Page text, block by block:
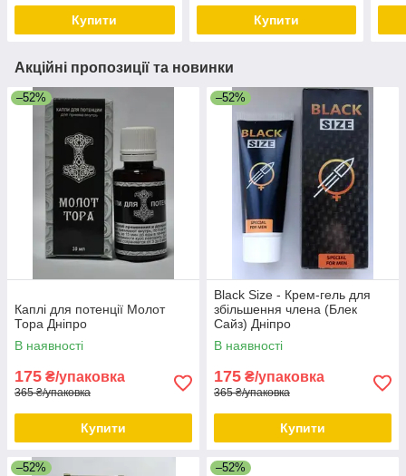
Купити Купити
Акційні пропозиції та новинки
–52%
Каплі для потенції Молот
Тора Дніпро
В наявності
175 ₴/упаковка
365 ₴/упаковка
Купити
–52%
Black Size - Крем-гель для
збільшення члена (Блек
Сайз) Дніпро
В наявності
175 ₴/упаковка
365 ₴/упаковка
Купити
–52% –52%